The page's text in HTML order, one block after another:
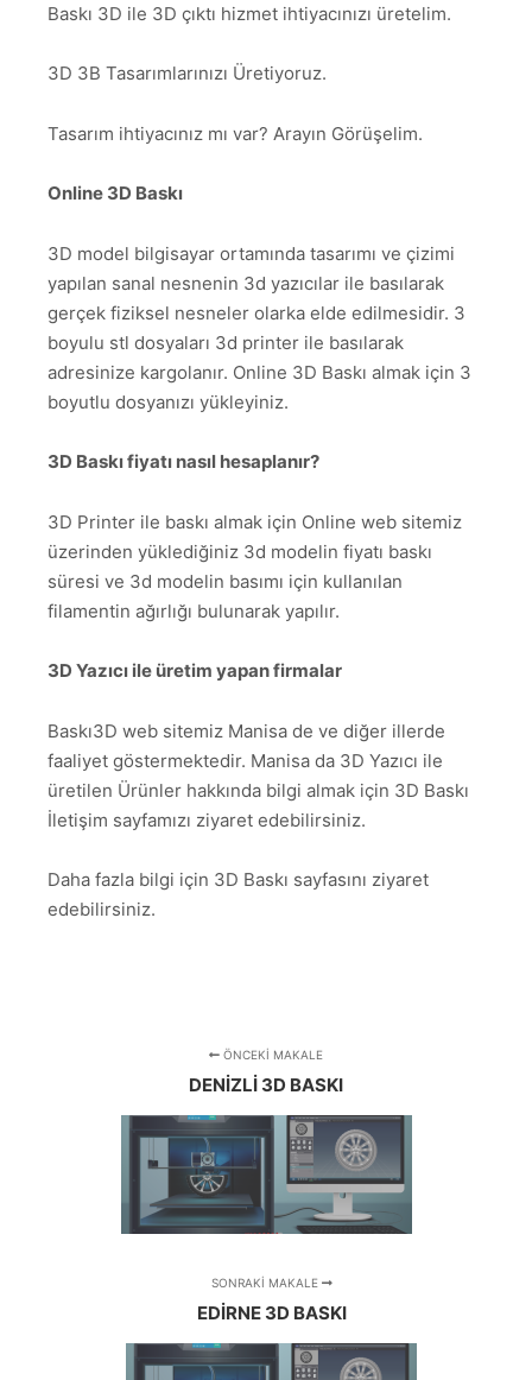
Baskı 3D ile 3D çıktı hizmet ihtiyacınızı üretelim.
3D 3B Tasarımlarınızı Üretiyoruz.
Tasarım ihtiyacınız mı var? Arayın Görüşelim.
Online 3D Baskı
3D model bilgisayar ortamında tasarımı ve çizimi
yapılan sanal nesnenin 3d yazıcılar ile basılarak
gerçek fiziksel nesneler olarka elde edilmesidir. 3
boyulu stl dosyaları 3d printer ile basılarak
adresinize kargolanır. Online 3D Baskı almak için 3
boyutlu dosyanızı yükleyiniz.
3D Baskı fiyatı nasıl hesaplanır?
3D Printer ile baskı almak için Online web sitemiz
üzerinden yüklediğiniz 3d modelin fiyatı baskı
süresi ve 3d modelin basımı için kullanılan
filamentin ağırlığı bulunarak yapılır.
3D Yazıcı ile üretim yapan firmalar
Baskı3D web sitemiz Manisa de ve diğer illerde
faaliyet göstermektedir. Manisa da 3D Yazıcı ile
üretilen Ürünler hakkında bilgi almak için 3D Baskı
İletişim sayfamızı ziyaret edebilirsiniz.
Daha fazla bilgi için 3D Baskı sayfasını ziyaret
edebilirsiniz.
ÖNCEKI MAKALE
DENIZLI 3D BASKI
SONRAKI MAKALE
EDIRNE 3D BASKI